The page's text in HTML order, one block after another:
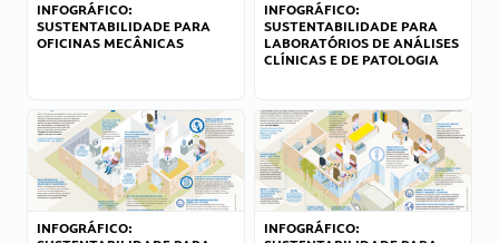
INFOGRÁFICO:
SUSTENTABILIDADE PARA
OFICINAS MECÂNICAS
INFOGRÁFICO:
SUSTENTABILIDADE PARA
LABORATÓRIOS DE ANÁLISES
CLÍNICAS E DE PATOLOGIA
INFOGRÁFICO:
INFOGRÁFICO: